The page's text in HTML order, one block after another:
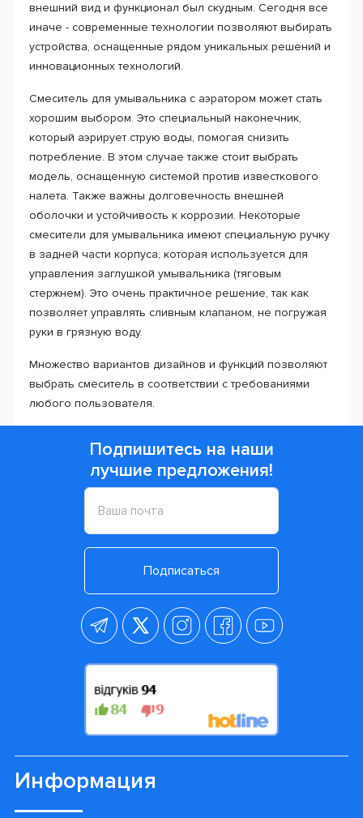
внешний вид и функционал был скудным. Сегодня все
иначе - современные технологии позволяют выбирать
устройства, оснащенные рядом уникальных решений и
инновационных технологий.
Смеситель для умывальника с аэратором может стать
хорошим выбором. Это специальный наконечник,
который аэрирует струю воды, помогая снизить
потребление. В этом случае также стоит выбрать
модель, оснащенную системой против известкового
налета. Также важны долговечность внешней
оболочки и устойчивость к коррозии. Некоторые
смесители для умывальника имеют специальную ручку
в задней части корпуса, которая используется для
управления заглушкой умывальника (тяговым
стержнем). Это очень практичное решение, так как
позволяет управлять сливным клапаном, не погружая
руки в грязную воду.
Множество вариантов дизайнов и функций позволяют
выбрать смеситель в соответствии с требованиями
любого пользователя.
Подпишитесь на наши
лучшие предложения!
Подписаться
Информация